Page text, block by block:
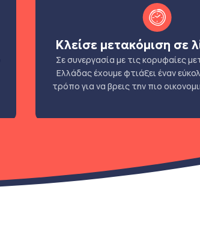
Κλείσε μετακόμιση σε
Σε συνεργασία με τις κορυφαίες
Ελλάδας έχουμε φτιάξει έναν
τρόπο για να βρεις την πιο